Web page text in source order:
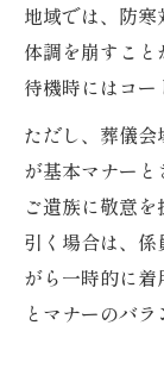
葬式
喪
防寒
冬葬
ダウン
葬式
冬の
ダウ
地域では、防
体調を崩すこ
待機時にはコー
ただし、葬儀
が基本マナー
ご遺族に敬意
引く場合は、
がら一時的に
とマナーのバ